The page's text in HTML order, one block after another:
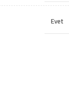
Evet